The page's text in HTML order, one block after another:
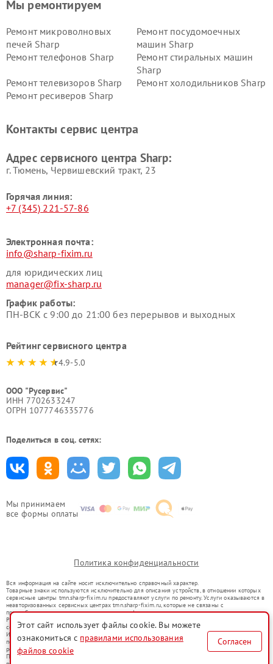
Мы принимаем
все формы оплаты
Мы ремонтируем
Ремонт микроволновых
печей Sharp
Ремонт посудомоечных
машин Sharp
Ремонт телефонов Sharp
Ремонт стиральных машин
Sharp
Ремонт телевизоров Sharp
Ремонт холодильников Sharp
Ремонт ресиверов Sharp
Контакты сервис центра
Адрес сервисного центра Sharp:
г. Тюмень, ​Червишевский тракт, 23
Горячая линия:
+7 (345) 221-57-86
Электронная почта:
info@sharp-fixim.ru
для юридических лиц
manager@fix-sharp.ru
График работы:
ПН-ВСК с 9:00 до 21:00 без перерывов и выходных
Рейтинг сервисного центра
4.9-5.0
ООО "Русервис"
ИНН 7702633247
ОГРН 1077746335776
Поделиться в соц. сетях:
Политика конфиденциальности
Вся информация на сайте носит исключительно справочный характер.
Товарные знаки используются исключительно для описания устройств, в отношении которых
сервисные центры tmn.sharp-fixim.ru предоставляют услуги по ремонту. Услуги оказываются в
неавторизованных сервисных центрах tmn.sharp-fixim.ru, которые не связаны с
правообладателями товарных знаков или их официальными представителями.
Ремонт осуществляется для устройств, уже введенных в гражданский оборот в соответствии
со статьей 1487 ГК РФ.
Использование товарных знаков не преследует цели индивидуализации услуг или введения
потребителей в заблуждение, а служит для информирования о предоставляемых услугах по
ремонту техники указанных брендов.
Представленная на сайте информация не является публичной офертой, определяемой
Этот сайт использует файлы cookie. Вы можете
ознакомиться с правилами использования
файлов cookie
Согласен